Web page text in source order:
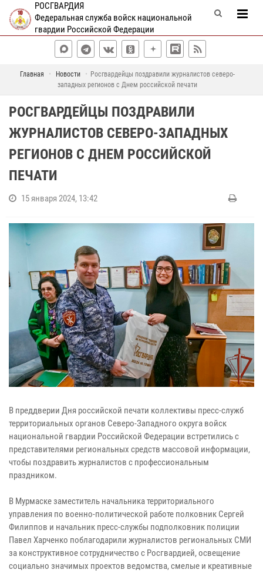
РОСГВАРДИЯ
Федеральная служба войск национальной
гвардии Российской Федерации
Главная Новости
Росгвардейцы поздравили журналистов северо-
западных регионов с Днем российской печати
РОСГВАРДЕЙЦЫ ПОЗДРАВИЛИ
ЖУРНАЛИСТОВ СЕВЕРО-ЗАПАДНЫХ
РЕГИОНОВ С ДНЕМ РОССИЙСКОЙ
ПЕЧАТИ
15 января 2024, 13:42
В преддверии Дня российской печати коллективы пресс-служб
территориальных органов Северо-Западного округа войск
национальной гвардии Российской Федерации встретились с
представителями региональных средств массовой информации,
чтобы поздравить журналистов с профессиональным
праздником.
В Мурмаске заместитель начальника территориального
управления по военно-политической работе полковник Сергей
Филиппов и начальник пресс-службы подполковник полиции
Павел Харченко поблагодарили журналистов региональных СМИ
за конструктивное сотрудничество с Росгвардией, освещение
социально значимых проектов ведомства, смелые и креативные